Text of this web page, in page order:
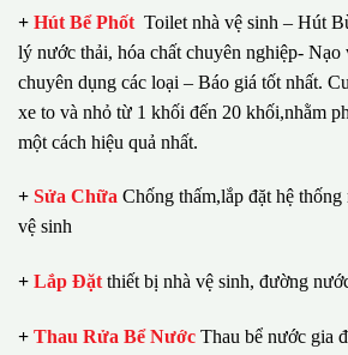
+ Hút Bể Phốt Toilet nhà vệ sinh – Hút
lý nước thải, hóa chất chuyên nghiệp-
chuyên dụng các loại – Báo giá tốt nhất.
xe to và nhỏ từ 1 khối đến 20 khối,nhằm
một cách hiệu quả nhất.
+ Sửa Chữa Chống thấm,lắp đặt hệ
vệ sinh
+ Lắp Đặt thiết bị nhà vệ sinh, đường
+ Thau Rửa Bể Nước Thau bể nước gia